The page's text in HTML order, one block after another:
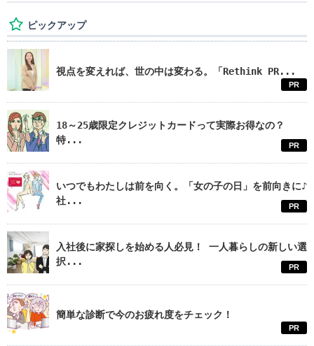
ピックアップ
視点を変えれば、世の中は変わる。「Rethink PR...
PR
18～25歳限定クレジットカードって実際お得なの？
特...
PR
いつでもわたしは前を向く。「女の子の日」を前向きに♪
社...
PR
入社後に家探しを始める人必見！ 一人暮らしの新しい選
択...
PR
簡単な診断で今のお疲れ度をチェック！
PR